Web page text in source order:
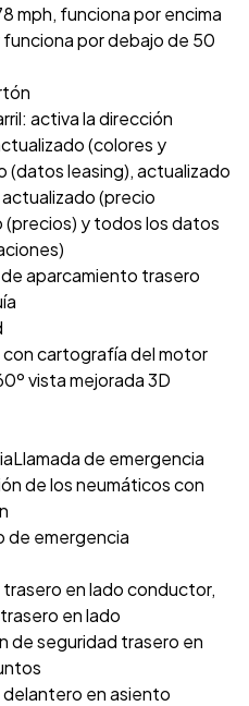
mph, funciona por encima
por debajo de 50
activa la dirección
(colores y
(datos leasing), actualizado
(precio
y todos los datos
aparcamiento trasero
cartografía del motor
vista mejorada 3D
de emergencia
de los neumáticos con
de emergencia
en lado conductor,
en lado
de seguridad trasero en
en asiento